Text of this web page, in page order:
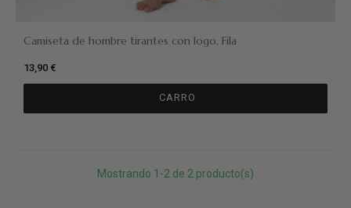
Camiseta de hombre tirantes con logo, Fila
13,90 €
CARRO
Mostrando 1-2 de 2 producto(s)